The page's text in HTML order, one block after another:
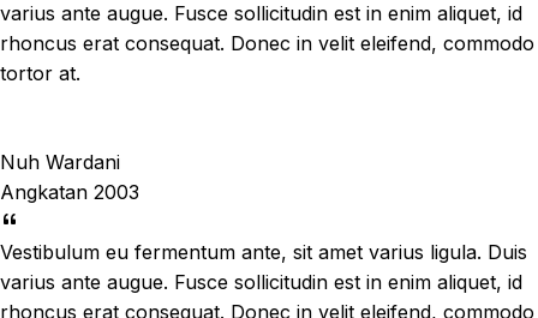
varius ante augue. Fusce sollicitudin est in enim aliquet, id
rhoncus erat consequat. Donec in velit eleifend, commodo
tortor at.
Nuh Wardani
Angkatan 2003
Vestibulum eu fermentum ante, sit amet varius ligula. Duis
varius ante augue. Fusce sollicitudin est in enim aliquet, id
rhoncus erat consequat. Donec in velit eleifend, commodo